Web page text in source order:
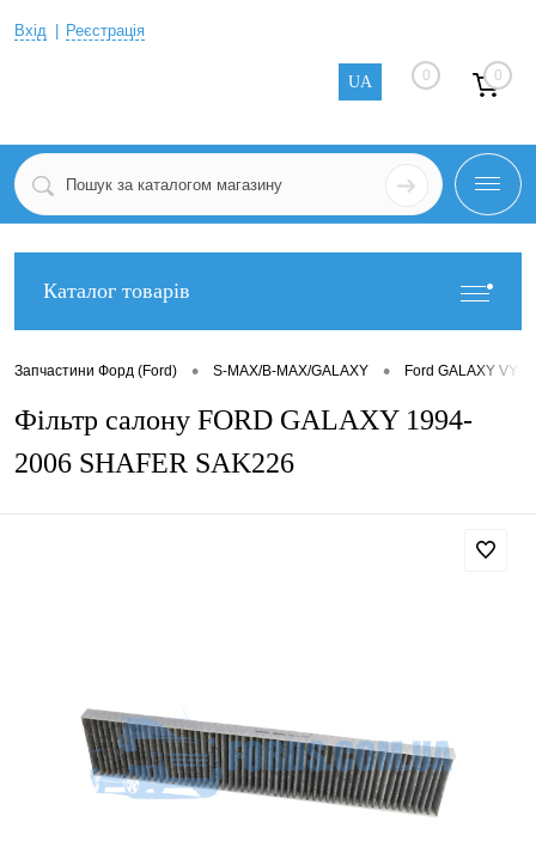
Вхід Реєстрація
UA 0 0
Каталог товарів
Запчастини Форд (Ford) • S-MAX/B-MAX/GALAXY • Ford GALAXY VY
Фільтр салону FORD GALAXY 1994-
2006 SHAFER SAK226